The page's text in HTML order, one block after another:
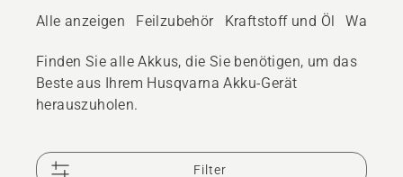
Alle anzeigen Feilzubehör Kraftstoff und Öl
Finden Sie alle Akkus, die Sie benötigen, um das
Beste aus Ihrem Husqvarna Akku-Gerät
herauszuholen.
Filter